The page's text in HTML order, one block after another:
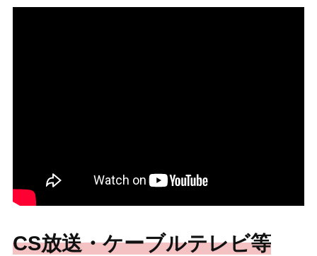
CS放送・ケーブルテレビ等